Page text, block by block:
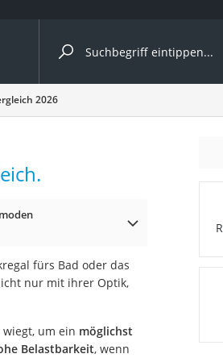
nach Kategorie
2026
fürs Bad oder das
nur mit ihrer Optik,
um ein möglichst
Belastbarkeit, wenn